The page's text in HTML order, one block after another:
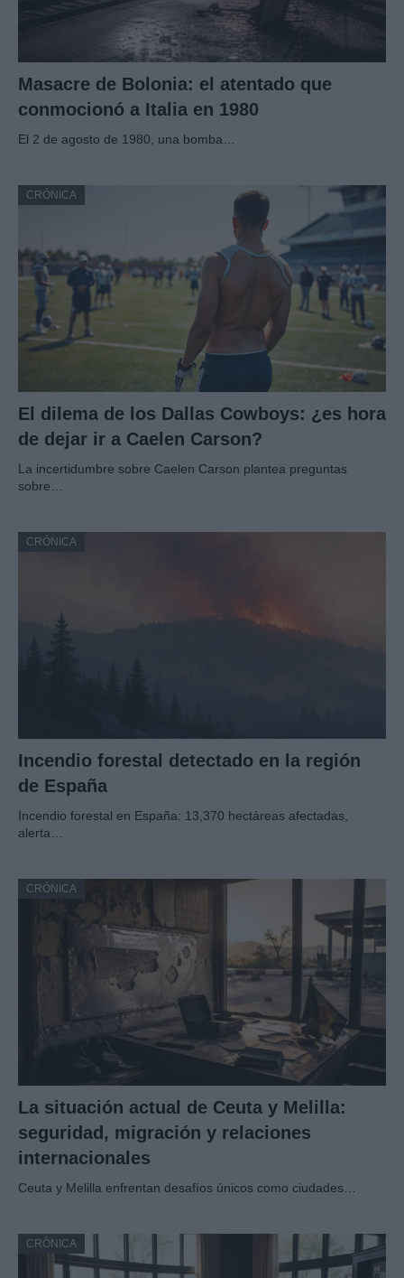
Masacre de Bolonia: el atentado que
conmocionó a Italia en 1980
El 2 de agosto de 1980, una bomba…
CRÓNICA
El dilema de los Dallas Cowboys: ¿es hora
de dejar ir a Caelen Carson?
La incertidumbre sobre Caelen Carson plantea preguntas
sobre…
CRÓNICA
Incendio forestal detectado en la región
de España
Incendio forestal en España: 13,370 hectáreas afectadas,
alerta…
CRÓNICA
La situación actual de Ceuta y Melilla:
seguridad, migración y relaciones
internacionales
Ceuta y Melilla enfrentan desafíos únicos como ciudades…
CRÓNICA